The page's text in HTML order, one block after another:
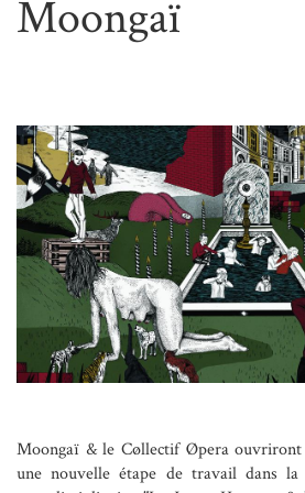
Moongaï
Moongaï & le Cøllectif Øpera
une nouvelle étape de travail dans